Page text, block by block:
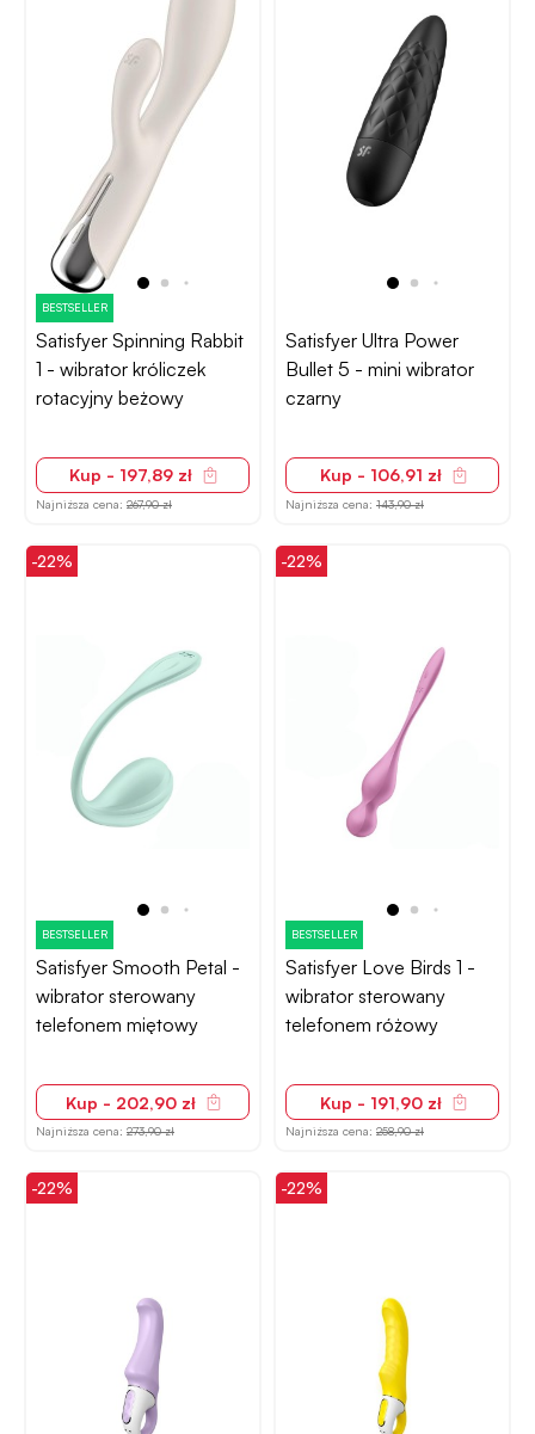
BESTSELLER
Satisfyer Spinning Rabbit
1 - wibrator króliczek
rotacyjny beżowy
Kup - 197,89 zł
Najniższa cena: 267,90 zł
Satisfyer Ultra Power
Bullet 5 - mini wibrator
czarny
Kup - 106,91 zł
Najniższa cena: 143,90 zł
-22%
BESTSELLER
Satisfyer Smooth Petal -
wibrator sterowany
telefonem miętowy
Kup - 202,90 zł
Najniższa cena: 273,90 zł
-22%
BESTSELLER
Satisfyer Love Birds 1 -
wibrator sterowany
telefonem różowy
Kup - 191,90 zł
Najniższa cena: 258,90 zł
-22% -22%